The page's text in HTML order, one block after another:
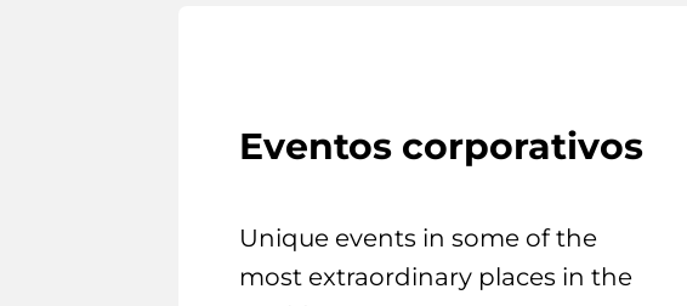
Eventos corporativos
Unique events in some of the
most extraordinary places in the